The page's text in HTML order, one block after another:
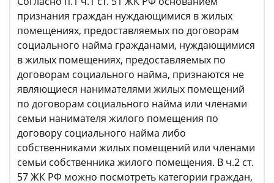
признания граждан нуждающимися в жилых
помещениях, предоставляемых по договорам
социального найма гражданами, нуждающимися
в жилых помещениях, предоставляемых по
договорам социального найма, признаются не
являющиеся нанимателями жилых помещений
по договорам социального найма или членами
семьи нанимателя жилого помещения по
договору социального найма либо
собственниками жилых помещений или членами
семьи собственника жилого помещения. В ч.2 ст.
57 ЖК РФ можно посмотреть категории граждан,